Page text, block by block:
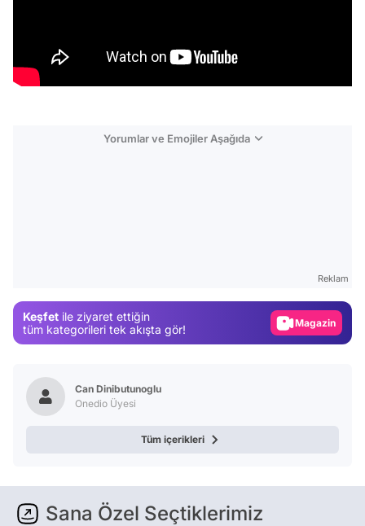
Yorumlar ve Emojiler Aşağıda
Reklam
Keşfet ile ziyaret ettiğin
tüm kategorileri tek akışta gör!
Magazin
Can Dinibutunoglu
Onedio Üyesi
Tüm içerikleri
Sana Özel Seçtiklerimiz